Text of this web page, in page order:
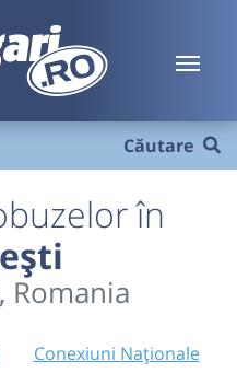
Căutare
în
Romania
Conexiuni Naționale